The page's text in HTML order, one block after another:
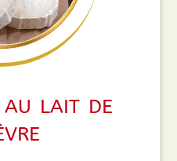
au lait de